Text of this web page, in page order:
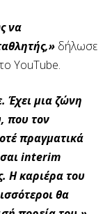
να
δήλωσε
YouTube.
Έχει μια ζώνη
που τον
πραγματικά
interim
Η καριέρα του
θα